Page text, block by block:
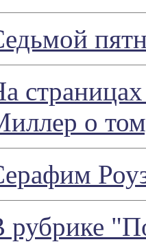
о
рубрике